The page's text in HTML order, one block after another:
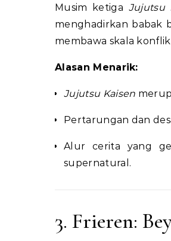
Musim ketiga Jujutsu
menghadirkan babak
membawa skala
Alasan Menarik:
Jujutsu Kaisen
Pertarungan dan
Alur cerita yang
supernatural.
3. Frieren: